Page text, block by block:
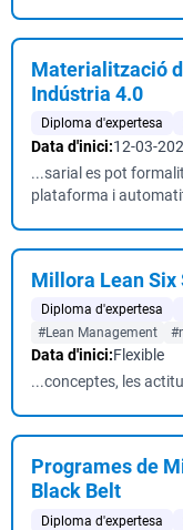
Materialització
Indústria 4.0
Diploma d'expertesa
Data d'inici:12-03-
...sarial es pot
plataforma i
Millora Lean Six
Diploma d'expertesa
#Lean Management
Data d'inici:Flexible
...conceptes, les
Programes de
Black Belt
Diploma d'expertesa